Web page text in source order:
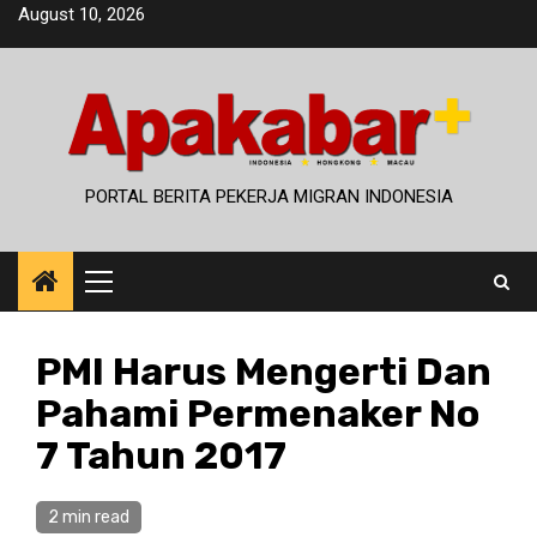
SkipAugust 10, 2026
PORTAL BERITA PEKERJA MIGRAN INDONESIA
Primary
Menu
PMI Harus Mengerti Dan
Pahami Permenaker No
7 Tahun 2017
2 min read